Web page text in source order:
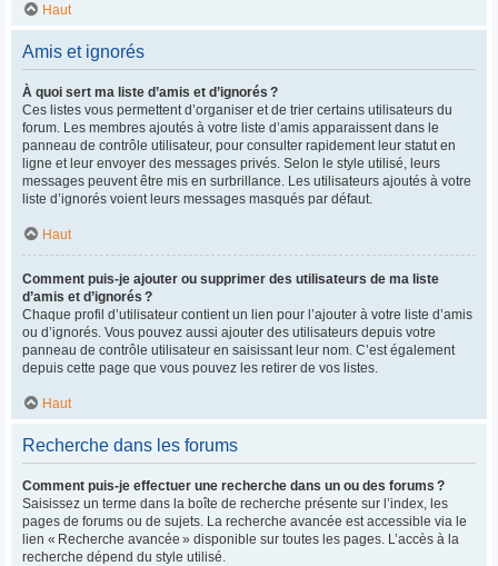
Haut
Amis et ignorés
À quoi sert ma liste d’amis et d’ignorés ?
Ces listes vous permettent d’organiser et de trier certains utilisateurs du
forum. Les membres ajoutés à votre liste d’amis apparaissent dans le
panneau de contrôle utilisateur, pour consulter rapidement leur statut en
ligne et leur envoyer des messages privés. Selon le style utilisé, leurs
messages peuvent être mis en surbrillance. Les utilisateurs ajoutés à votre
liste d’ignorés voient leurs messages masqués par défaut.
Haut
Comment puis-je ajouter ou supprimer des utilisateurs de ma liste
d’amis et d’ignorés ?
Chaque profil d’utilisateur contient un lien pour l’ajouter à votre liste d’amis
ou d’ignorés. Vous pouvez aussi ajouter des utilisateurs depuis votre
panneau de contrôle utilisateur en saisissant leur nom. C’est également
depuis cette page que vous pouvez les retirer de vos listes.
Haut
Recherche dans les forums
Comment puis-je effectuer une recherche dans un ou des forums ?
Saisissez un terme dans la boîte de recherche présente sur l’index, les
pages de forums ou de sujets. La recherche avancée est accessible via le
lien « Recherche avancée » disponible sur toutes les pages. L’accès à la
recherche dépend du style utilisé.